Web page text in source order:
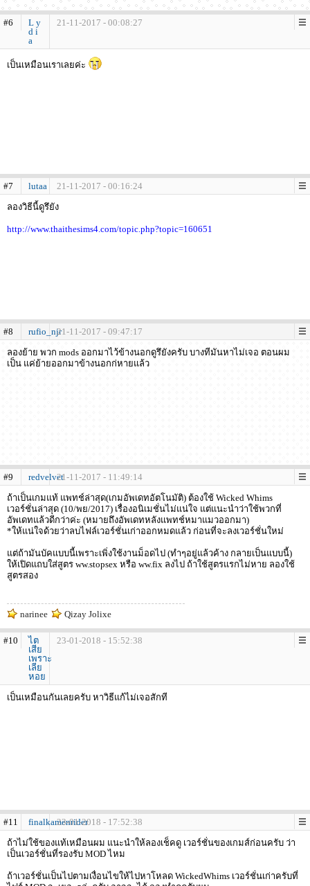
#6
L y
d i
a
21-11-2017 - 00:08:27
เป็นเหมือนเราเลยค่ะ
#7 lutaa
21-11-2017 - 00:16:24
ลองวิธีนี้ดูรึยัง
http://www.thaithesims4.com/topic.php?topic=160651
#8 rufio_njr21-11-2017 - 09:47:17
ลองย้าย พวก mods ออกมาไว้ข้างนอกดูรึยังครับ บางทีมันหาไม่เจอ ตอนผม
เป็น แค่ย้ายออกมาข้างนอกก่หายแล้ว
#9 redvelvet21-11-2017 - 11:49:14
ถ้าเป็นเกมแท้ แพทช์ล่าสุด(เกมอัพเดทอัตโนมัติ) ต้องใช้ Wicked Whims
เวอร์ชั่นล่าสุด (10/พย/2017) เรื่องอนิเมชั่นไม่แน่ใจ แต่แนะนำว่าใช้พวกที่
อัพเดทแล้วดีกว่าค่ะ (หมายถึงอัพเดทหลังแพทช์หมาแมวออกมา)
*ให้แน่ใจด้วยว่าลบไฟล์เวอร์ชั่นเก่าออกหมดแล้ว ก่อนที่จะลงเวอร์ชั่นใหม่
แต่ถ้ามันบัคแบบนี้เพราะเพิ่งใช้งานม็อดไป (ทำๆอยู่แล้วค้าง กลายเป็นแบบนี้)
ให้เปิดแถบใส่สูตร ww.stopsex หรือ ww.fix ลงไป ถ้าใช้สูตรแรกไม่หาย ลองใช้
สูตรสอง
narinee Qizay Jolixe
#10
ไต
เสีย
เพราะ
เลีย
หอย
23-01-2018 - 15:52:38
เป็นเหมือนกันเลยครับ หาวิธีแก้ไม่เจอสักที
#11 finalkamenrider23-01-2018 - 17:52:38
ถ้าไม่ใช้ของแท้เหมือนผม แนะนำให้ลองเช็คดู เวอร์ชั่นของเกมส์ก่อนครับ ว่า
เป็นเวอร์ชั่นที่รองรับ MOD ไหม
ถ้าเวอร์ชั่นเป็นไปตามเงื่อนไขให้ไปหาโหลด WickedWhims เวอร์ชั่นเก่าครับที่